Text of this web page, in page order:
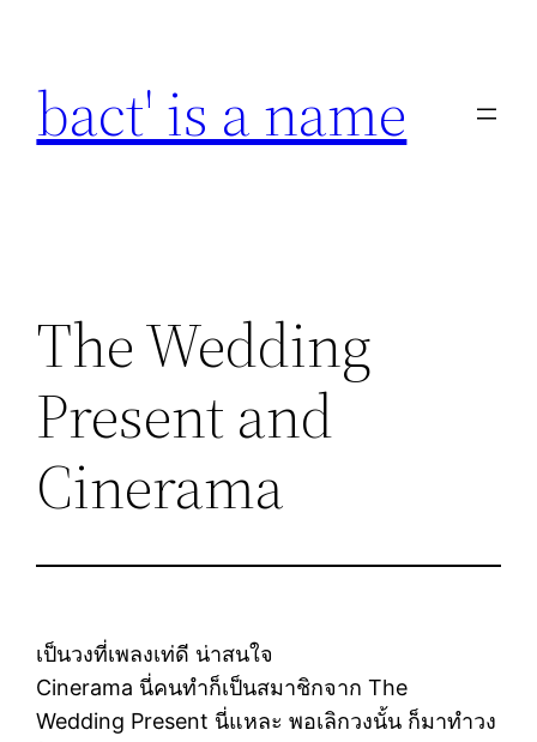
content
bact' is a name
The Wedding
Present and
Cinerama
เป็นวงที่เพลงเท่ดี น่าสนใจ
Cinerama นี่คนทำก็เป็นสมาชิกจาก The
Wedding Present นี่แหละ พอเลิกวงนั้น ก็มาทำวง